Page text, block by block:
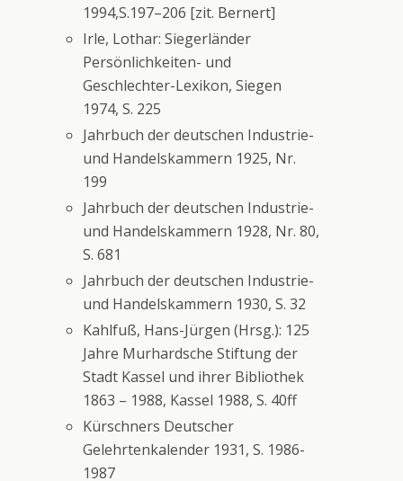
1994,S.197–206 [zit. Bernert]
Irle, Lothar: Siegerländer
Persönlichkeiten- und
Geschlechter-Lexikon, Siegen
1974, S. 225
Jahrbuch der deutschen Industrie-
und Handelskammern 1925, Nr.
199
Jahrbuch der deutschen Industrie-
und Handelskammern 1928, Nr. 80,
S. 681
Jahrbuch der deutschen Industrie-
und Handelskammern 1930, S. 32
Kahlfuß, Hans-Jürgen (Hrsg.): 125
Jahre Murhardsche Stiftung der
Stadt Kassel und ihrer Bibliothek
1863 – 1988, Kassel 1988, S. 40ff
Kürschners Deutscher
Gelehrtenkalender 1931, S. 1986-
1987